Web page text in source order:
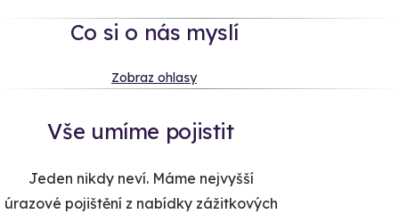
Co si o nás myslí
Zobraz ohlasy
Vše umíme pojistit
Jeden nikdy neví. Máme nejvyšší
úrazové pojištění z nabídky zážitkových